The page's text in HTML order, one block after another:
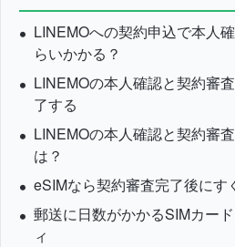
LINEMOへの契約申込で本人
らいかかる？
LINEMOの本人確認と契約審
了する
LINEMOの本人確認と契約審
は？
eSIMなら契約審査完了後にす
郵送に日数がかかるSIMカー
ィ